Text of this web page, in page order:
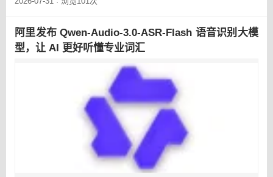
阿里发布 Qwen-Audio-3.0-ASR-Flash 语音识别大模
型，让 AI 更好听懂专业词汇